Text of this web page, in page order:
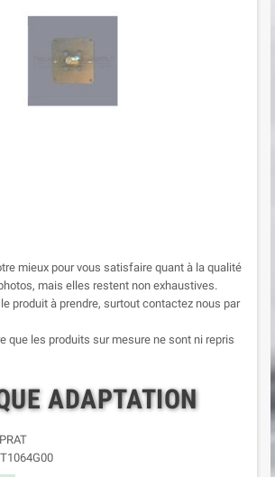
mieux pour vous satisfaire quant à la qualité
mais elles restent non exhaustives.
produit à prendre, surtout contactez nous par
que les produits sur mesure ne sont ni repris
ADAPTATION